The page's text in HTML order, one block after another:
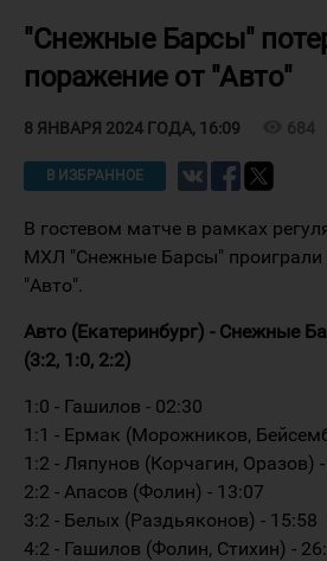
"Снежные Барсы"
поражение от "Авто"
8 ЯНВАРЯ 2024 ГОДА, 16:09 684
В ИЗБРАННОЕ
В гостевом матче в рамках
МХЛ "Снежные Барсы" проиграли
"Авто".
Авто (Екатеринбург) - Снежные
(3:2, 1:0, 2:2)
1:0 - Гашилов - 02:30
1:1 - Ермак (Морожников,
1:2 - Ляпунов (Корчагин, Оразов)
2:2 - Апасов (Фолин) - 13:07
3:2 - Белых (Раздьяконов) - 15:58
4:2 - Гашилов (Фолин, Стихин) -